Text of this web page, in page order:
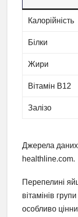
Калорійність
Білки
Жири
Вітамін B12
Залізо
Джерела
healthline.com.
Перепелині
вітамінів
особливо